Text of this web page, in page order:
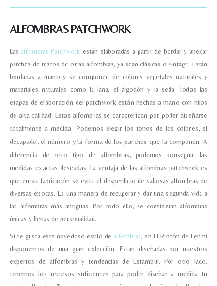
ALFOMBRAS PATCHWORK
Las alfombras Patchwork están elaboradas a partir de bordar y anexar
parches de restos de otras alfombras, ya sean clásicas o vintage. Están
bordadas a mano y se componen de colores vegetales naturales y
materiales naturales como la lana, el algodón y la seda.Todas las
etapas de elaboración del patchwork están hechas a mano con hilos
de alta calidad. Estas alfombras se caracterizan por poder diseñarse
totalmente a medida. Podemos elegir los tonos de los colores, el
decapado, el número y la forma de los parches que la componen. A
diferencia de otro tipo de alfombras, podemos conseguir las
medidas exactas deseadas.La ventaja de las alfombras patchwork es
que en su fabricación se evita el desperdicio de valiosas alfombras de
diversas épocas. Es una manera de recuperar y dar una segunda vida a
las alfombras más antiguas. Por todo ello, se consideran alfombras
únicas y llenas de personalidad.
Si te gusta este novedoso estilo de alfombras, en El Rincón de Fehmi
disponemos de una gran colección. Están diseñadas por nuestros
expertos de alfombras y tendencias de Estambul. Por otro lado,
tenemos los recursos suficientes para poder diseñar a medida tu